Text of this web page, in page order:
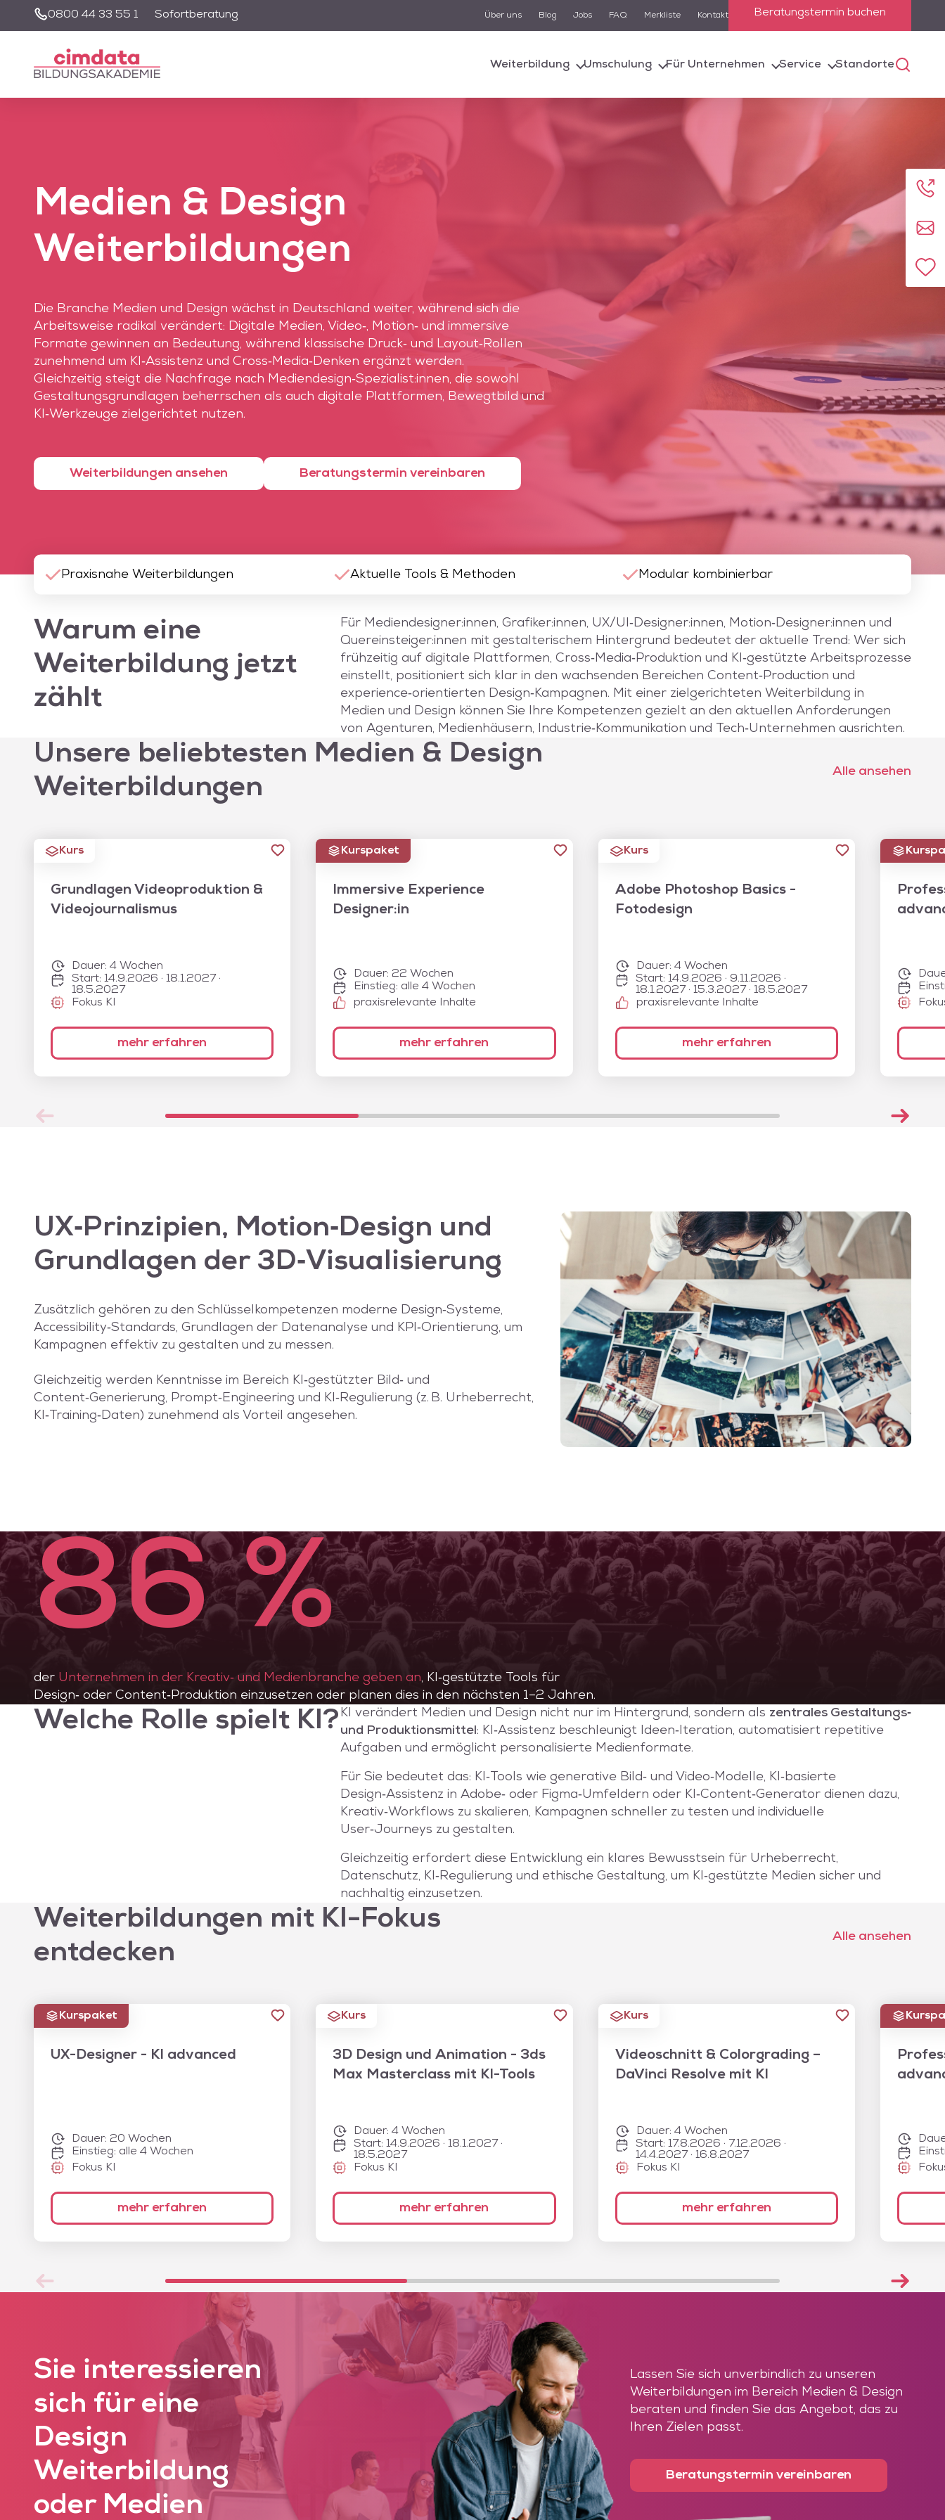
0800 44 33 55 1 Sofortberatung Über uns Blog Jobs FAQ Merkliste Kontakt Beratungstermin buchen
Weiterbildung Umschulung Für Unternehmen Service Standorte
Zur
Suche
Medien & Design
Weiterbildungen
Die Branche Medien und Design wächst in Deutschland weiter, während sich die
Arbeitsweise radikal verändert: Digitale Medien, Video‑, Motion‑ und immersive
Formate gewinnen an Bedeutung, während klassische Druck‑ und Layout‑Rollen
zunehmend um KI‑Assistenz und Cross‑Media‑Denken ergänzt werden.
Gleichzeitig steigt die Nachfrage nach Mediendesign‑Spezialist:innen, die sowohl
Gestaltungsgrundlagen beherrschen als auch digitale Plattformen, Bewegtbild und
KI‑Werkzeuge zielgerichtet nutzen.
Weiterbildungen ansehen Beratungstermin vereinbaren
Praxisnahe Weiterbildungen Aktuelle Tools & Methoden Modular kombinierbar
Warum eine
Weiterbildung jetzt
zählt
Für Mediendesigner:innen, Grafiker:innen, UX/UI‑Designer:innen, Motion‑Designer:innen und
Quereinsteiger:innen mit gestalterischem Hintergrund bedeutet der aktuelle Trend: Wer sich
frühzeitig auf digitale Plattformen, Cross‑Media‑Produktion und KI‑gestützte Arbeitsprozesse
einstellt, positioniert sich klar in den wachsenden Bereichen Content‑Production und
experience‑orientierten Design‑Kampagnen. Mit einer zielgerichteten Weiterbildung in
Medien und Design können Sie Ihre Kompetenzen gezielt an den aktuellen Anforderungen
von Agenturen, Medienhäusern, Industrie‑Kommunikation und Tech‑Unternehmen ausrichten.
Unsere beliebtesten Medien & Design
Weiterbildungen
Kurs
Grundlagen Videoproduktion &
Videojournalismus
Dauer: 4 Wochen
Start: 14.9.2026 · 18.1.2027 ·
18.5.2027
Fokus KI
mehr erfahren
Kurspaket
Immersive Experience
Designer:in
Dauer: 22 Wochen
Einstieg: alle 4 Wochen
praxisrelevante Inhalte
mehr erfahren
Kurs
Adobe Photoshop Basics -
Fotodesign
Dauer: 4 Wochen
Start: 14.9.2026 · 9.11.2026 ·
18.1.2027 · 15.3.2027 · 18.5.2027
praxisrelevante Inhalte
mehr erfahren
Alle ansehen
UX‑Prinzipien, Motion‑Design und
Grundlagen der 3D‑Visualisierung
Zusätzlich gehören zu den Schlüsselkompetenzen moderne Design‑Systeme,
Accessibility‑Standards, Grundlagen der Datenanalyse und KPI‑Orientierung, um
Kampagnen effektiv zu gestalten und zu messen.
Gleichzeitig werden Kenntnisse im Bereich KI‑gestützter Bild‑ und
Content‑Generierung, Prompt‑Engineering und KI‑Regulierung (z. B. Urheberrecht,
KI‑Training‑Daten) zunehmend als Vorteil angesehen.
86 %
der Unternehmen in der Kreativ‑ und Medienbranche geben an, KI‑gestützte Tools für
Design‑ oder Content‑Produktion einzusetzen oder planen dies in den nächsten 1–2 Jahren.
Welche Rolle spielt KI? KI verändert Medien und Design nicht nur im Hintergrund, sondern als zentrales Gestaltungs‑
und Produktionsmittel: KI‑Assistenz beschleunigt Ideen‑Iteration, automatisiert repetitive
Aufgaben und ermöglicht personalisierte Medienformate.
Für Sie bedeutet das: KI‑Tools wie generative Bild‑ und Video‑Modelle, KI‑basierte
Design‑Assistenz in Adobe‑ oder Figma‑Umfeldern oder KI‑Content‑Generator dienen dazu,
Kreativ‑Workflows zu skalieren, Kampagnen schneller zu testen und individuelle
User‑Journeys zu gestalten.
Gleichzeitig erfordert diese Entwicklung ein klares Bewusstsein für Urheberrecht,
Datenschutz, KI‑Regulierung und ethische Gestaltung, um KI‑gestützte Medien sicher und
nachhaltig einzusetzen.
Weiterbildungen mit KI-Fokus
entdecken
Kurspaket
UX-Designer - KI advanced
Dauer: 20 Wochen
Einstieg: alle 4 Wochen
Fokus KI
mehr erfahren
Kurs
3D Design und Animation - 3ds
Max Masterclass mit KI-Tools
Dauer: 4 Wochen
Start: 14.9.2026 · 18.1.2027 ·
18.5.2027
Fokus KI
mehr erfahren
Kurs
Videoschnitt & Colorgrading –
DaVinci Resolve mit KI
Dauer: 4 Wochen
Start: 17.8.2026 · 7.12.2026 ·
14.4.2027 · 16.8.2027
Fokus KI
mehr erfahren
Alle ansehen
Sie interessieren
sich für eine
Design
Weiterbildung
oder Medien
Lassen Sie sich unverbindlich zu unseren
Weiterbildungen im Bereich Medien & Design
beraten und finden Sie das Angebot, das zu
Ihren Zielen passt.
Beratungstermin vereinbaren